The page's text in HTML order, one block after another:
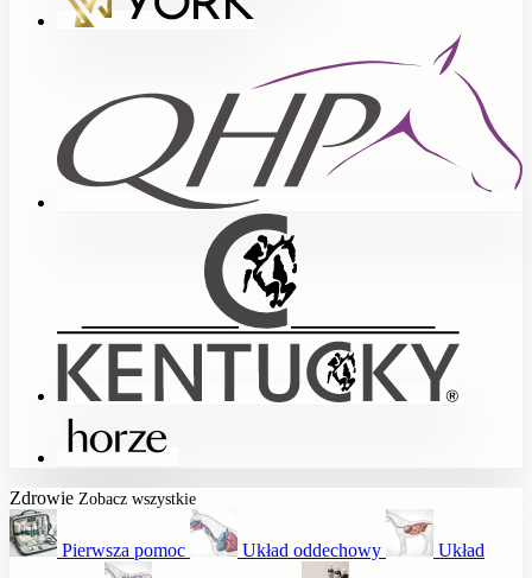
Zdrowie Zobacz wszystkie
Pierwsza pomoc Układ oddechowy Układ